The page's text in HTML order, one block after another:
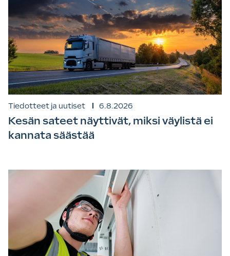
Tiedotteet ja uutiset 6.8.2026
Kesän sateet näyttivät, miksi väylistä ei
kannata säästää